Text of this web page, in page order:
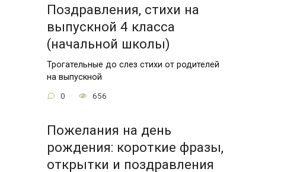
Поздравления, стихи на
выпускной 4 класса
(начальной школы)
Трогательные до слез стихи от родителей
на выпускной
0 656
Пожелания на день
рождения: короткие фразы,
открытки и поздравления